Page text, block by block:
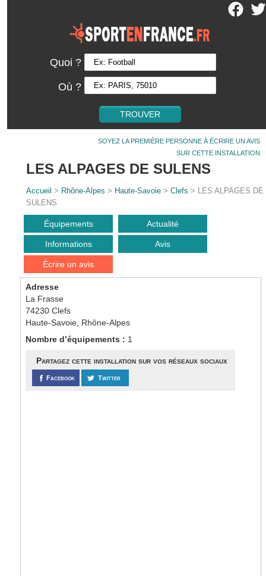
Quoi ?
Où ?
SOYEZ LA PREMIÈRE PERSONNE À ÉCRIRE UN AVIS
SUR CETTE INSTALLATION
LES ALPAGES DE SULENS
Accueil > Rhône-Alpes > Haute-Savoie >Clefs > LES ALPAGES DE
SULENS
Équipements Actualité
Informations Avis
Écrire un avis
Adresse
La Frasse
74230 Clefs
Haute-Savoie, Rhône-Alpes
Nombre d’équipements : 1
Partagez cette installation sur vos réseaux sociaux
Facebook Twitter